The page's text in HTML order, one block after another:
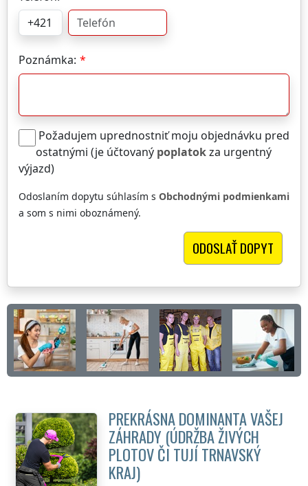
Poznámka:
Požadujem uprednostniť moju objednávku pred
ostatnými (je účtovaný poplatokza urgentný
výjazd)
Odoslaním dopytu súhlasím s Obchodnými podmienkami
a som s nimi oboznámený.
PREKRÁSNA DOMINANTA VAŠEJ
ZÁHRADY (ÚDRŽBA ŽIVÝCH
PLOTOV ČI TUJÍTRNAVSKÝ
KRAJ)